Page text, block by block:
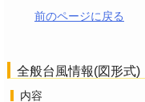
前のページに戻る
全般台風情報(図形式)
内容